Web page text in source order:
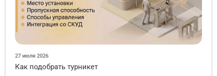
27 июля 2026
Как подобрать турникет